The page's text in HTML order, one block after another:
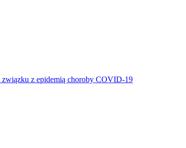
z epidemią choroby COVID-19